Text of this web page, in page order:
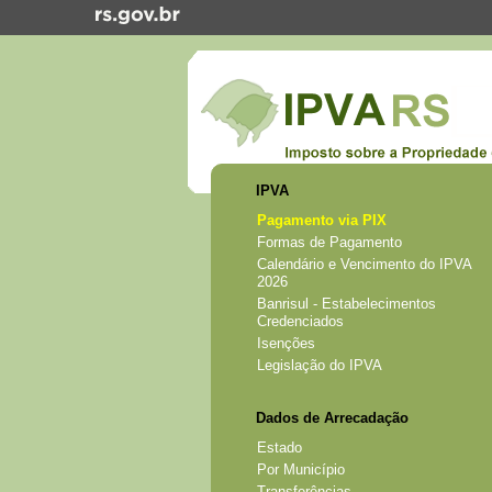
IPVA
Pagamento via PIX
Formas de Pagamento
Calendário e Vencimento do IPVA
2026
Banrisul - Estabelecimentos
Credenciados
Isenções
Legislação do IPVA
Dados de Arrecadação
Estado
Por Município